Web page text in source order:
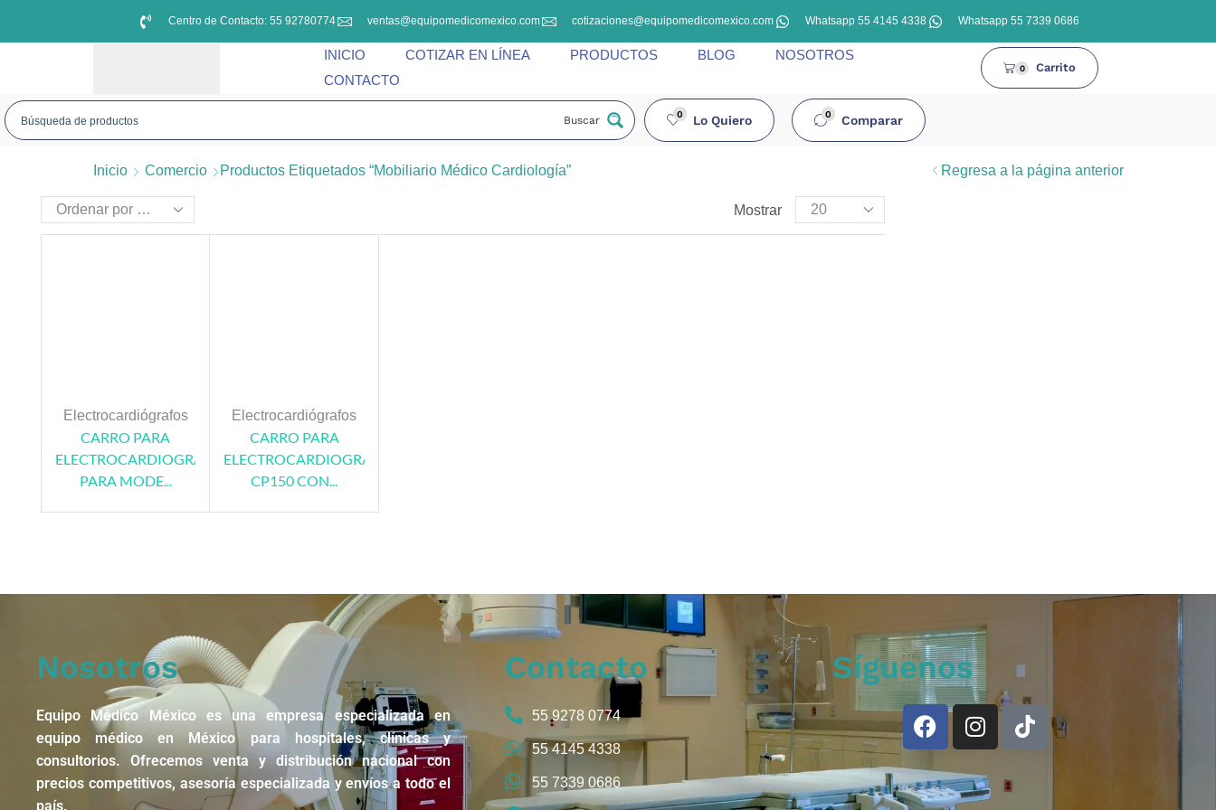
Centro de Contacto: 55 92780774 ventas@equipomedicomexico.com cotizaciones@equipomedicomexico.com Whatsapp 55 4145 4338 Whatsapp 55 7339 0686
INICIO COTIZAR EN LÍNEA PRODUCTOS BLOG
NOSOTROS
CONTACTO
0 Carrito
Buscar 0 Lo Quiero 0 Comparar
Inicio Comercio Productos Etiquetados “mobiliario Médico Cardiología” Regresa a la página anterior
Mostrar
Electrocardiógrafos
CARRO PARA
ELECTROCARDIOGRAFO
PARA MODE...
Electrocardiógrafos
CARRO PARA
ELECTROCARDIOGRAFO
CP150 CON...
Nosotros
Equipo Médico México es una empresa especializada en
equipo médico en México para hospitales, clínicas y
consultorios. Ofrecemos venta y distribución nacional con
precios competitivos, asesoría especializada y envíos a todo el
país.
Contacto
55 9278 0774
55 4145 4338
55 7339 0686
Síguenos